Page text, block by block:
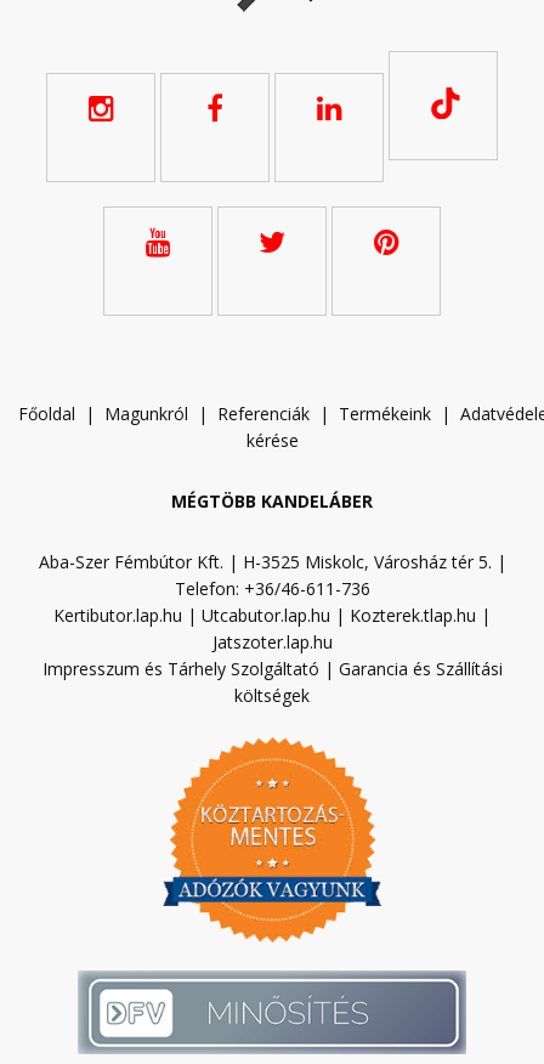
Főoldal | Magunkról | Referenciák | Termékeink | A
kérése
MÉGTÖBB KANDELÁBER
Aba-Szer Fémbútor Kft. | H-3525 Miskolc, Városház tér 5. |
Telefon: +36/46-611-736
Kertibutor.lap.hu | Utcabutor.lap.hu | Kozterek.tlap.hu |
Jatszoter.lap.hu
Impresszum és Tárhely Szolgáltató | Garancia és Szállítási
költségek